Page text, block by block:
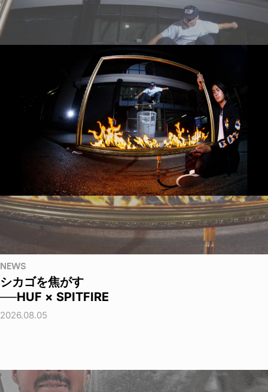
NEWS
シカゴを焦がす
──HUF × SPITFIRE
2026.08.05